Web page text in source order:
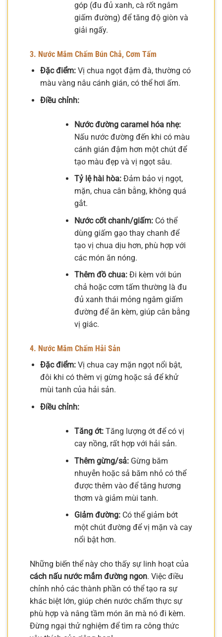
góp (đu đủ xanh, cà rốt ngâm
giấm đường) để tăng độ giòn và
giải ngấy.
3. Nước Mắm Chấm Bún Chả, Cơm Tấm
Đặc điểm:Vị chua ngọt đậm đà, thường có
màu vàng nâu cánh gián, có thể hơi ấm.
Điều chỉnh:
Nước đường caramel hóa nhẹ:
Nấu nước đường đến khi có màu
cánh gián đậm hơn một chút để
tạo màu đẹp và vị ngọt sâu.
Tỷ lệ hài hòa:Đảm bảo vị ngọt,
mặn, chua cân bằng, không quá
gắt.
Nước cốt chanh/giấm:Có thể
dùng giấm gạo thay chanh để
tạo vị chua dịu hơn, phù hợp với
các món ăn nóng.
Thêm đồ chua:Đi kèm với bún
chả hoặc cơm tấm thường là đu
đủ xanh thái mỏng ngâm giấm
đường để ăn kèm, giúp cân bằng
vị giác.
4. Nước Mắm Chấm Hải Sản
Đặc điểm:Vị chua cay mặn ngọt nổi bật,
đôi khi có thêm vị gừng hoặc sả để khử
mùi tanh của hải sản.
Điều chỉnh:
Tăng ớt:Tăng lượng ớt để có vị
cay nồng, rất hợp với hải sản.
Thêm gừng/sả:Gừng băm
nhuyễn hoặc sả băm nhỏ có thể
được thêm vào để tăng hương
thơm và giảm mùi tanh.
Giảm đường:Có thể giảm bớt
một chút đường để vị mặn và cay
nổi bật hơn.
Những biến thể này cho thấy sự linh hoạt của
cách nấu nước mắm đường ngon. Việc điều
chỉnh nhỏ các thành phần có thể tạo ra sự
khác biệt lớn, giúp chén nước chấm thực sự
phù hợp và nâng tầm món ăn mà nó đi kèm.
Đừng ngại thử nghiệm để tìm ra công thức